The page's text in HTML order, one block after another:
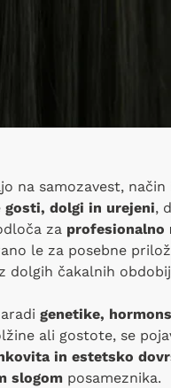
na samozavest,
gosti, dolgi in urejeni,
za profesionalno
le za posebne
dolgih čakalnih
genetike,
ali gostote, se
in estetsko
slogom posameznika.